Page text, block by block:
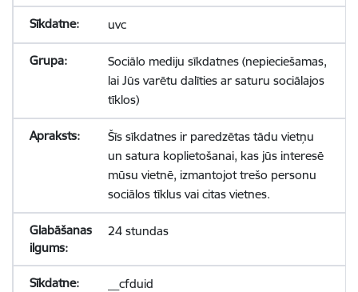
uvc
Sociālo mediju sīkdatnes (nepieciešamas,
lai Jūs varētu dalīties ar saturu sociālajos
tīklos)
Šīs sīkdatnes ir paredzētas tādu vietņu
un satura koplietošanai, kas jūs interesē
mūsu vietnē, izmantojot trešo personu
sociālos tīklus vai citas vietnes.
24 stundas
__cfduid